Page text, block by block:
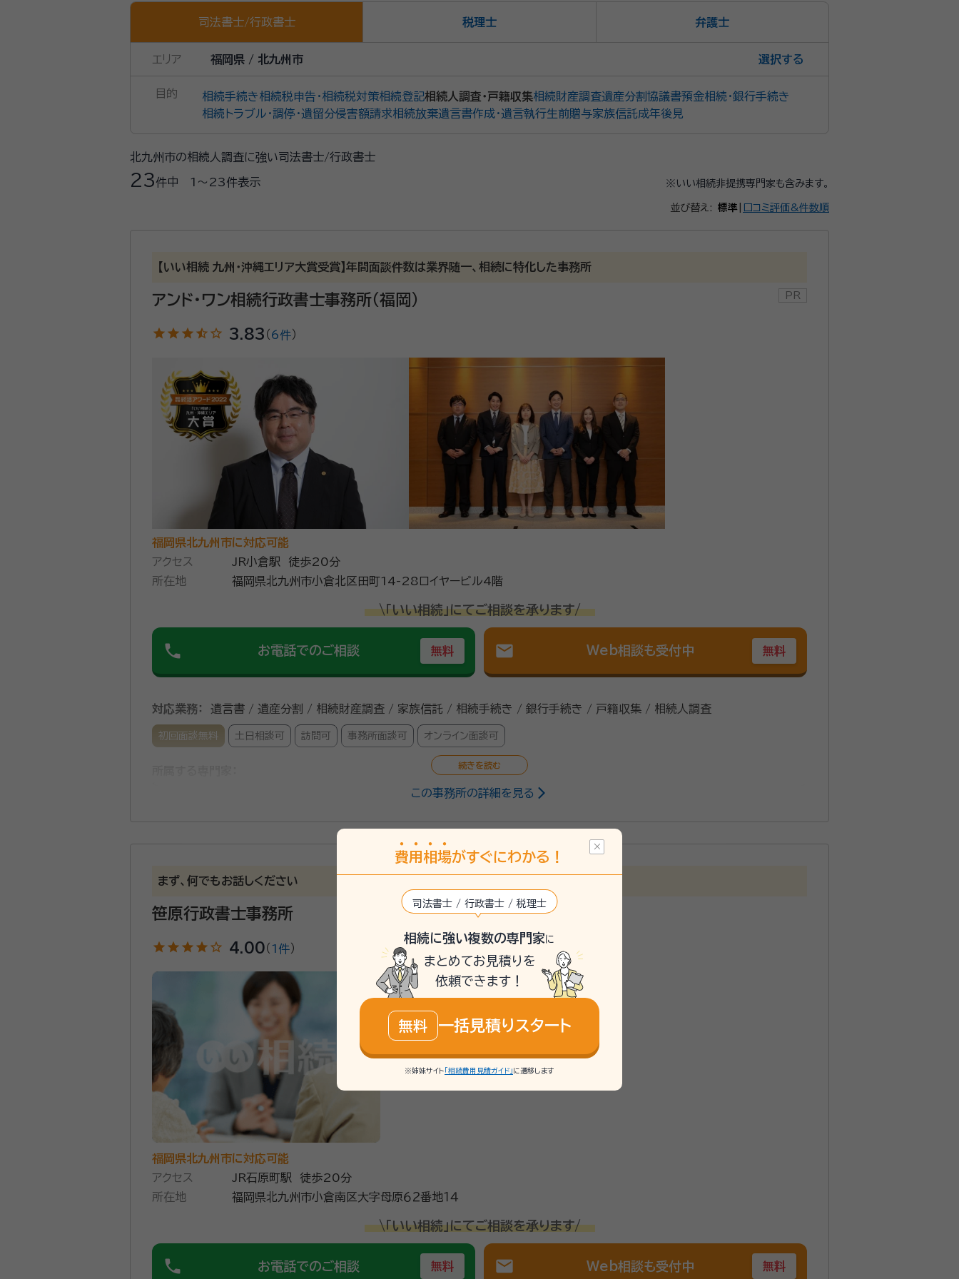
司法書士/行政書士 税理士 弁護士
エリア 福岡県 / 北九州市 選択
目的 相続手続き相続税申告・相続税対策相続登記相続人調査・戸籍収集相続財産調査遺産分割協議書預金相続・銀行手続き
相続トラブル・調停・遺留分侵害額請求相続放棄遺言書作成・遺言執行生前贈与家族信託成年後見
北九州市の相続人調査に強い司法書士/行政書士
23件中 1〜23件表示 ※いい相続非提携専門家も含みます。
並び替え: 標準 口コミ評価&件数順
【いい相続 九州・沖縄エリア大賞受賞】年間面談件数は業界随一、相続に特化した事務所
アンド・ワン相続行政書士事務所（福岡）
star star star star_half star_outline 3.83 （ 6件）
福岡県北九州市に対応可能
アクセス
JR小倉駅 徒歩20分
所在地
福岡県北九州市小倉北区田町14-28ロイヤービル4階
\「いい相続」にてご相談を承ります/
phone お電話でのご相談 無料 mail Web相談も受付中 無料
対応業務： 遺言書 / 遺産分割 / 相続財産調査 / 家族信託 / 相続手続き / 銀行手続き / 戸籍収集 / 相続人調査
初回面談無料 土日相談可 訪問可 事務所面談可 オンライン面談可
目の前で困っている方の助けになりたいとの想いから一念発起しこの業界に飛び込みました。
account_circle
年間面談件数は500件以上、相続手続きでお悩みなら一度ご相談下さい。豊富な相談実績があり、お客様にとってベストな提案ができる自信と豊富
所属団体： 福岡県行政書士会
この事務所の詳細を見る
まず、何でもお話しください
笹原行政書士事務所
star star star star star_outline 4.00（ 1件）
福岡県北九州市に対応可能
アクセス
JR石原町駅 徒歩20分
所在地
福岡県北九州市小倉南区大字母原６２番地１４
\「いい相続」にてご相談を承ります/
phone お電話でのご相談 無料 mail Web相談も受付中 無料
費用 相場がすぐにわかる！
司法書士 / 行政書士 / 税理士
相続に強い複数の専門家に
まとめてお見積りを
依頼できます！
無料 一括見積りスタート
※姉妹サイト 「相続費用見積ガイド」 に遷移します